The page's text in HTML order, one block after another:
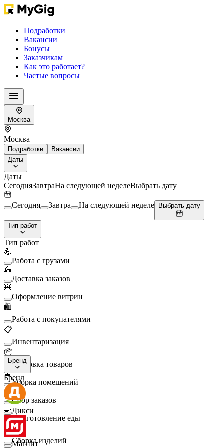
Подработки
Вакансии
Бонусы
Заказчикам
Как это работает?
Частые вопросы
Москва
Москва
Подработки
Вакансии
Даты
Даты
СегодняЗавтраНа следующей неделеВыбрать дату
Сегодня Завтра На следующей неделе Выбрать дату
Тип работ
Тип работ
💪
Работа с грузами
🛵
Доставка заказов
🧸
Оформление витрин
🛍️
Работа с покупателями
📋
Инвентаризация
📦
Упаковка товаров
🧹
Уборка помещений
🛒
Сбор заказов
🍳
Приготовление еды
🛠️
Сборка изделий
Бренд
Бренд
Дикси
Магнит